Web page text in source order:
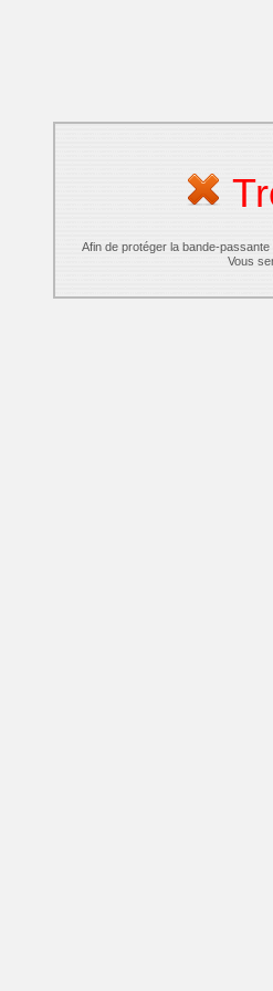
Afin de protéger la bande-
Vous